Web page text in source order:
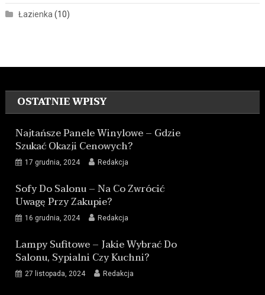
Łazienka (10)
OSTATNIE WPISY
Najtańsze Panele Winylowe – Gdzie
Szukać Okazji Cenowych?
17 grudnia, 2024 Redakcja
Sofy Do Salonu – Na Co Zwrócić
Uwagę Przy Zakupie?
16 grudnia, 2024 Redakcja
Lampy Sufitowe – Jakie Wybrać Do
Salonu, Sypialni Czy Kuchni?
27 listopada, 2024 Redakcja